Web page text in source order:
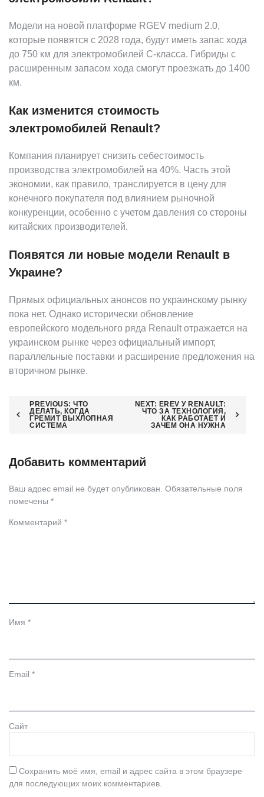
Модели на новой платформе RGEV medium 2.0,
которые появятся с 2028 года, будут иметь запас хода
до 750 км для электромобилей C-класса. Гибриды с
расширенным запасом хода смогут проезжать до 1400
км.
Как изменится стоимость
электромобилей Renault?
Компания планирует снизить себестоимость
производства электромобилей на 40%. Часть этой
экономии, как правило, транслируется в цену для
конечного покупателя под влиянием рыночной
конкуренции, особенно с учетом давления со стороны
китайских производителей.
Появятся ли новые модели Renault в
Украине?
Прямых официальных анонсов по украинскому рынку
пока нет. Однако исторически обновление
европейского модельного ряда Renault отражается на
украинском рынке через официальный импорт,
параллельные поставки и расширение предложения на
вторичном рынке.
Навигация
PREVIOUS: ЧТО
ДЕЛАТЬ, КОГДА
ГРЕМИТ ВЫХЛОПНАЯ
СИСТЕМА
NEXT: EREV У RENAULT:
ЧТО ЗА ТЕХНОЛОГИЯ,
КАК РАБОТАЕТ И
ЗАЧЕМ ОНА НУЖНА
Добавить комментарий
Ваш адрес email не будет опубликован. Обязательные поля
помечены *
Комментарий *
Имя *
Email *
Сайт
Сохранить моё имя, email и адрес сайта в этом браузере
для последующих моих комментариев.